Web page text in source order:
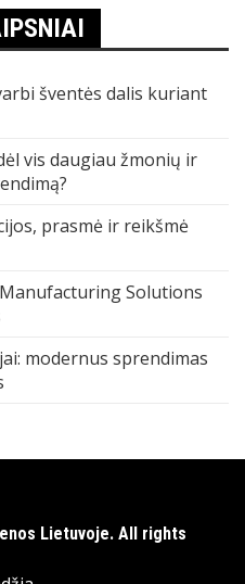
šventės dalis kuriant
vis daugiau žmonių ir
prasmė ir reikšmė
Solutions
modernus sprendimas
Lietuvoje. All rights